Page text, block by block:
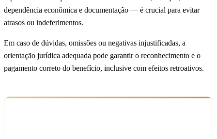
dependência econômica e documentação — é crucial para evitar
atrasos ou indeferimentos.
Em caso de dúvidas, omissões ou negativas injustificadas, a
orientação jurídica adequada pode garantir o reconhecimento e o
pagamento correto do benefício, inclusive com efeitos retroativos.